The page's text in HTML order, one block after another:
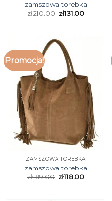
zamszowa torebka
zł210.00 zł131.00
Promocja!
ZAMSZOWA TOREBKA
zamszowa torebka
zł189.00 zł118.00